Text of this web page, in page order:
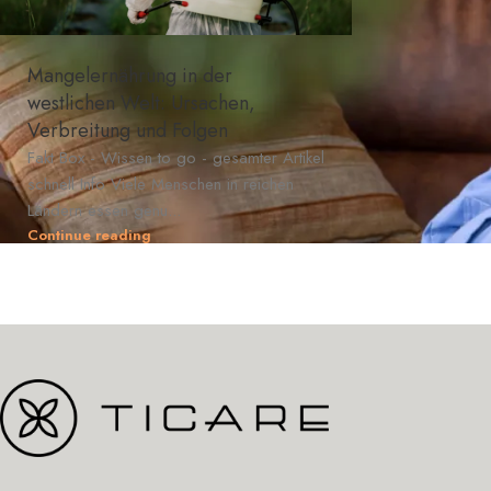
Mangelernährung in der
westlichen Welt: Ursachen,
Verbreitung und Folgen
Fakt Box - Wissen to go - gesamter Artikel
schnell Info Viele Menschen in reichen
Ländern essen genu...
Continue reading